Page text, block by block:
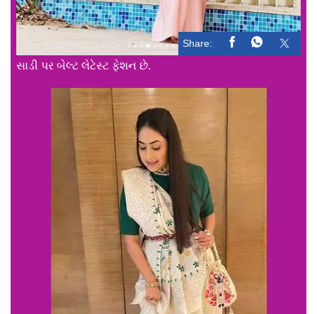
Share:
સાડી પર બેલ્ટ લેટેસ્ટ ફેશન છે.